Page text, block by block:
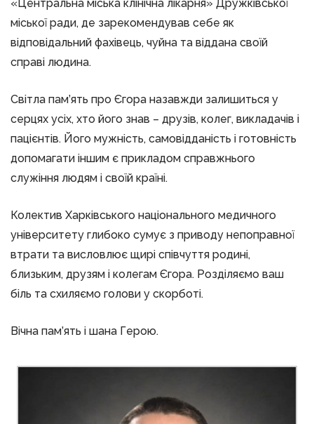
«Центральна міська клінічна лікарня» Дружківської
міської ради, де зарекомендував себе як
відповідальний фахівець, чуйна та віддана своїй
справі людина.
Світла пам’ять про Єгора назавжди залишиться у
серцях усіх, хто його знав – друзів, колег, викладачів і
пацієнтів. Його мужність, самовідданість і готовність
допомагати іншим є прикладом справжнього
служіння людям і своїй країні.
Колектив Харківського національного медичного
університету глибоко сумує з приводу непоправної
втрати та висловлює щирі співчуття родині,
близьким, друзям і колегам Єгора. Розділяємо ваш
біль та схиляємо голови у скорботі.
Вічна пам’ять і шана Герою.